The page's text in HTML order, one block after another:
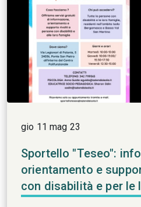
gio 11 mag 23
Sportello "Teseo":
orientamento e
con disabilità e per le